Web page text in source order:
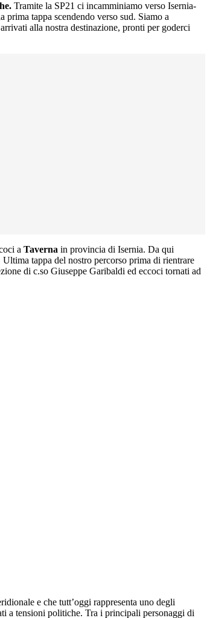
Tramite la SP21 ci incamminiamo verso Isernia-
tappa scendendo verso sud. Siamo a
alla nostra destinazione, pronti per goderci
a Taverna in provincia di Isernia. Da qui
Ultima tappa del nostro percorso prima di rientrare
di c.so Giuseppe Garibaldi ed eccoci tornati ad
e che tutt’oggi rappresenta uno degli
a tensioni politiche. Tra i principali personaggi di